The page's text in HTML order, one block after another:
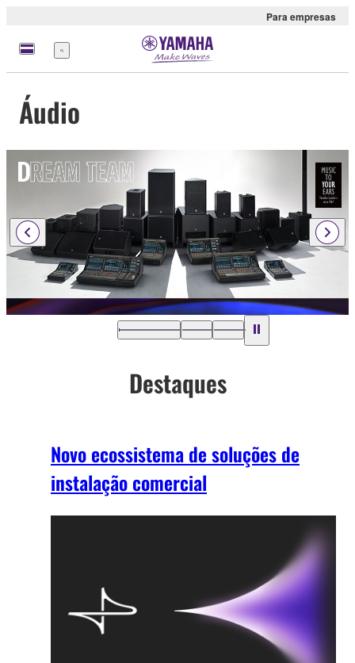
Para empresas
Menu
Áudio
Destaques
Novo ecossistema de soluções de
instalação comercial